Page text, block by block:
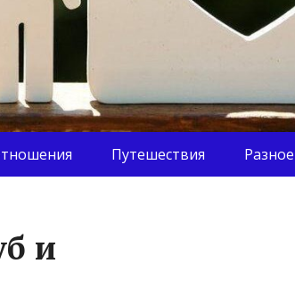
Путешествия Разное
и